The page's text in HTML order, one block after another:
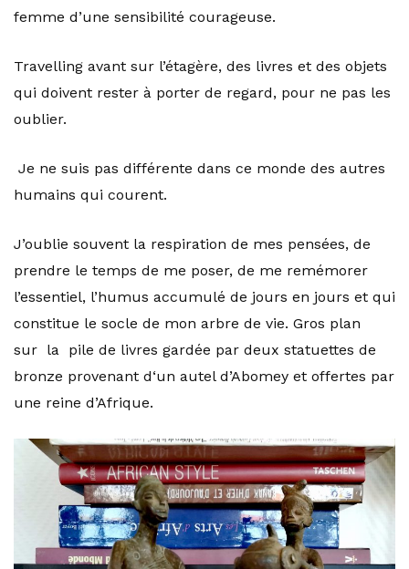
femme d’une sensibilité courageuse.
Travelling avant sur l’étagère, des livres et des objets
qui doivent rester à porter de regard, pour ne pas les
oublier.
Je ne suis pas différente dans ce monde des autres
humains qui courent.
J’oublie souvent la respiration de mes pensées, de
prendre le temps de me poser, de me remémorer
l’essentiel, l’humus accumulé de jours en jours et qui
constitue le socle de mon arbre de vie. Gros plan
sur la pile de livres gardée par deux statuettes de
bronze provenant d‘un autel d’Abomey et offertes par
une reine d’Afrique.